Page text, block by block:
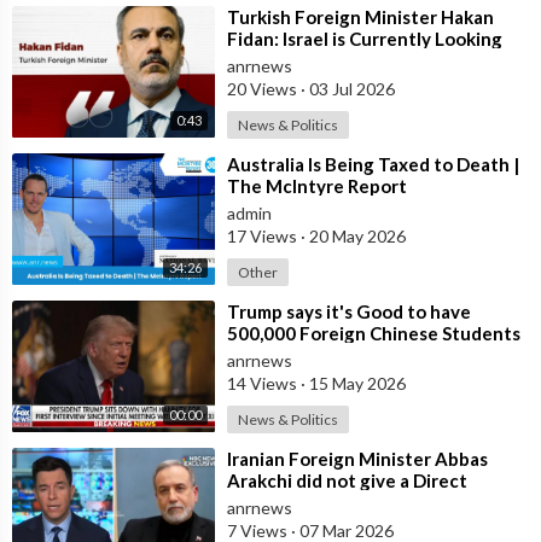
0:43
⁣Turkish Foreign Minister Hakan
Fidan: Israel is Currently Looking
for a New Enemy
anrnews
20 Views · 03 Jul 2026
News & Politics
34:26
⁣Australia Is Being Taxed to Death |
The McIntyre Report
admin
17 Views · 20 May 2026
Other
00:00
⁣Trump says it's Good to have
500,000 Foreign Chinese Students
in the U.S. and for China to Purc
anrnews
14 Views · 15 May 2026
News & Politics
⁣Iranian Foreign Minister Abbas
Arakchi did not give a Direct
Answer in an NBC Interview to the
Quest
anrnews
7 Views · 07 Mar 2026